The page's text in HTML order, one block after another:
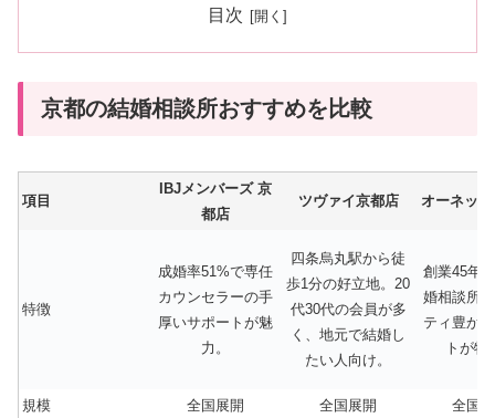
目次
京都の結婚相談所おすすめを比較
項目
IBJメンバーズ 京
都店
ツヴァイ京都店 オーネッ
特徴
成婚率51%で専任
カウンセラーの手
厚いサポートが魅
力。
四条烏丸駅から徒
歩1分の好立地。20
代30代の会員が多
く、地元で結婚し
たい人向け。
創業45年
婚相談所
ティ豊か
トが特
規模 全国展開 全国展開 全国